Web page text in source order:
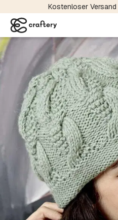
und Farbvariationen